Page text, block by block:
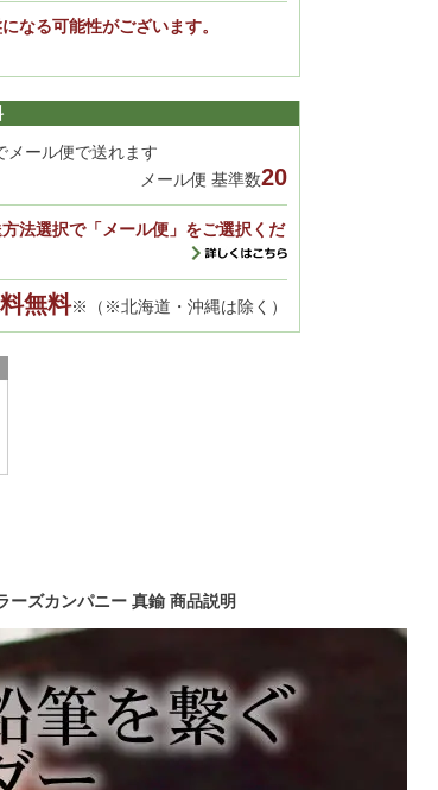
なる可能性がございます。
メール便で送れます
メール便 基準数20
法選択で「メール便」をご選択くだ
無料※（※北海道・沖縄は除く）
ーズカンパニー 真鍮 商品説明